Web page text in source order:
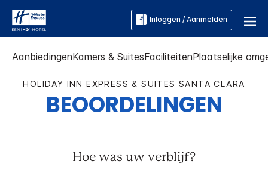
Inloggen / Aanmelden
AanbiedingenKamers & SuitesFaciliteitenPlaatselijke
HOLIDAY INN EXPRESS & SUITES SANTA CLARA
BEOORDELINGEN
Hoe was uw verblijf?